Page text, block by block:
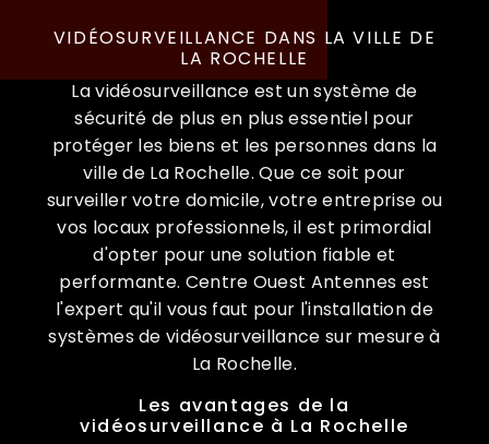
VIDÉOSURVEILLANCE DANS LA VILLE DE
LA ROCHELLE
La vidéosurveillance est un système de
sécurité de plus en plus essentiel pour
protéger les biens et les personnes dans la
ville de La Rochelle. Que ce soit pour
surveiller votre domicile, votre entreprise ou
vos locaux professionnels, il est primordial
d'opter pour une solution fiable et
performante. Centre Ouest Antennes est
l'expert qu'il vous faut pour l'installation de
systèmes de vidéosurveillance sur mesure à
La Rochelle.
Les avantages de la
vidéosurveillance à La Rochelle